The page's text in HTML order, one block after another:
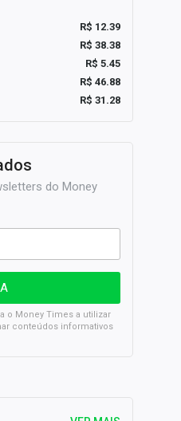
R$ 12.39
R$ 38.38
R$ 5.45
R$ 46.88
R$ 31.28
do Money
o Money Times a utilizar
conteúdos informativos
SELIC em 14%: A repercussão da decisão sobre os JUROS